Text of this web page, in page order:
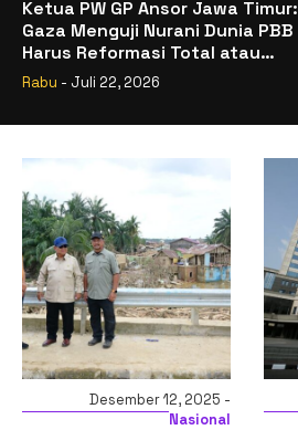
Ketua PW GP Ansor Jawa Timur:
Gaza Menguji Nurani Dunia PBB
Harus Reformasi Total atau
Kehilangan Legitimasi
Rabu - Juli 22, 2026
Desember 12, 2025 -
Nasional